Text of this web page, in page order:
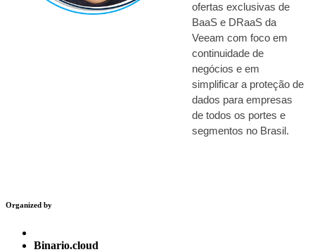
ofertas exclusivas de
BaaS e DRaaS da
Veeam com foco em
continuidade de
negócios e em
simplificar a proteção de
dados para empresas
de todos os portes e
segmentos no Brasil.
Organized by
Binario.cloud